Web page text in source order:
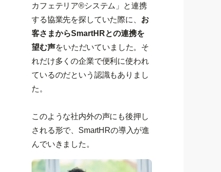
カフェテリア®システム」と連携
する協業先を探していた際に、 お
客さまからSmartHRとの連携を
望む声をいただいていました。そ
れだけ多くの企業で便利に使われ
ているのだという認識もありまし
た。
このような社内外の声にも後押し
される形で、SmartHRの導入が進
んでいきました。